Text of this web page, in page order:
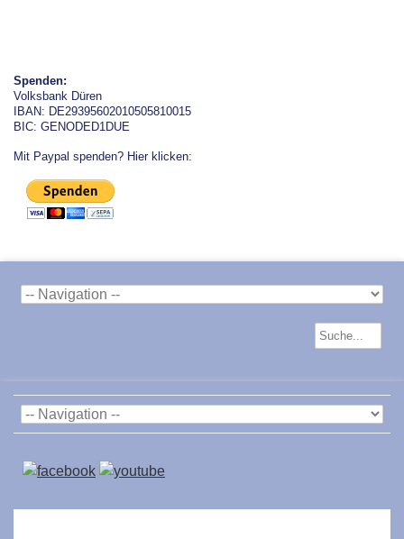
Spenden:
Volksbank Düren
IBAN: DE29395602010505810015
BIC: GENODED1DUE
Mit Paypal spenden? Hier klicken: